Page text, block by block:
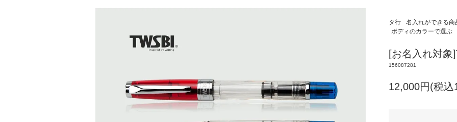
タ行
名入れができる商
ボディのカラーで選ぶ
[お名入れ対
156087281
12,000円(税